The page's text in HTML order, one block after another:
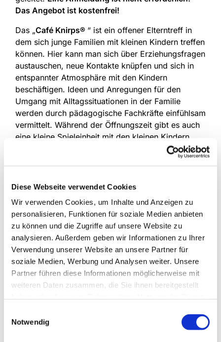
Diese Webseite verwendet Cookies
Wir verwenden Cookies, um Inhalte und Anzeigen zu
personalisieren, Funktionen für soziale Medien anbieten
zu können und die Zugriffe auf unsere Website zu
analysieren. Außerdem geben wir Informationen zu Ihrer
Verwendung unserer Website an unsere Partner für
soziale Medien, Werbung und Analysen weiter. Unsere
Partner führen diese Informationen möglicherweise mit
weiteren Daten zusammen, die Sie ihnen bereitgestellt
Notwendig
Das Angebot ist kostenfrei!
Das „Café Knirps® “ ist ein offener Elterntreff in
dem sich junge Familien mit kleinen Kindern treffen
können. Hier kann man sich über Erziehungsfragen
austauschen, neue Kontakte knüpfen und sich in
entspannter Atmosphäre mit den Kindern
beschäftigen. Ideen und Anregungen für den
Umgang mit Alltagssituationen in der Familie
werden durch pädagogische Fachkräfte einfühlsam
vermittelt. Während der Öffnungszeit gibt es auch
eine kleine Spieleinheit mit den kleinen Kindern,
hier werden erste Fingerspiele und kleine
Bewegungs-, Kreis- und Singspiele angeboten, um
Entwicklung des Kindes zu sensibilisieren. Dieses
Kirche von Westfalen, Familienzentren
und Kooperationen mit Gemeinden aus dem
Kirchenkreis Unna.
Textquelle:Café Knirps® Ev. Bildungsportal Unna
(ev-bildungsportal-unna.de)